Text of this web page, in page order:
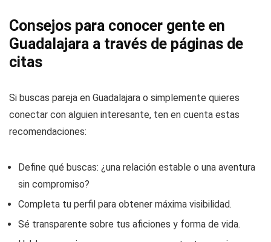
Consejos para conocer gente en
Guadalajara a través de páginas de
citas
Si buscas pareja en Guadalajara o simplemente quieres
conectar con alguien interesante, ten en cuenta estas
recomendaciones:
Define qué buscas: ¿una relación estable o una aventura
sin compromiso?
Completa tu perfil para obtener máxima visibilidad.
Sé transparente sobre tus aficiones y forma de vida.